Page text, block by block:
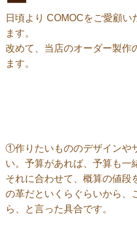
日頃より COMOCをご愛顧
ます。
改めて、当店のオーダー製作
ます。
①作りたいもののデザインや
い。予算があれば、予算も一
それに合わせて、概算の値段
の革だといくらぐらいから、
ら、と言った具合です。